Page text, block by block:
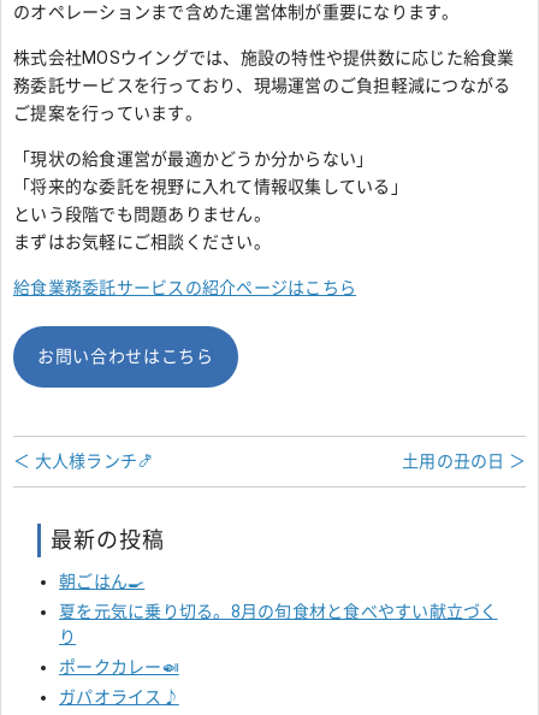
のオペレーションまで含めた運営体制が重要になります。
株式会社MOSウイングでは、施設の特性や提供数に応じた給食業
務委託サービスを行っており、現場運営のご負担軽減につながる
ご提案を行っています。
「現状の給食運営が最適かどうか分からない」
「将来的な委託を視野に入れて情報収集している」
という段階でも問題ありません。
まずはお気軽にご相談ください。
給食業務委託サービスの紹介ページはこちら
お問い合わせはこちら
土用の丑の日 ＞
＜ 大人様ランチ🍤
最新の投稿
朝ごはん🍳
夏を元気に乗り切る。8月の旬食材と食べやすい献立づく
り
ポークカレー🍛
ガパオライス♪